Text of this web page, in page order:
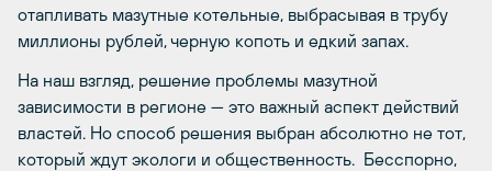
отапливать мазутные котельные, выбрасывая в трубу
миллионы рублей, черную копоть и едкий запах.
На наш взгляд, решение проблемы мазутной
зависимости в регионе — это важный аспект действий
властей. Но способ решения выбран абсолютно не тот,
который ждут экологи и общественность. Бесспорно,